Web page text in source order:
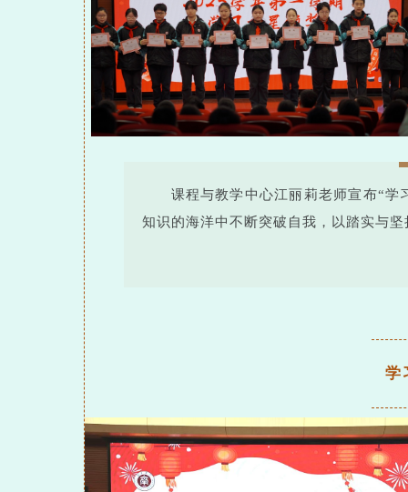
课程与教学中心江丽莉老师宣布“
知识的海洋中不断突破自我，以踏实与
学